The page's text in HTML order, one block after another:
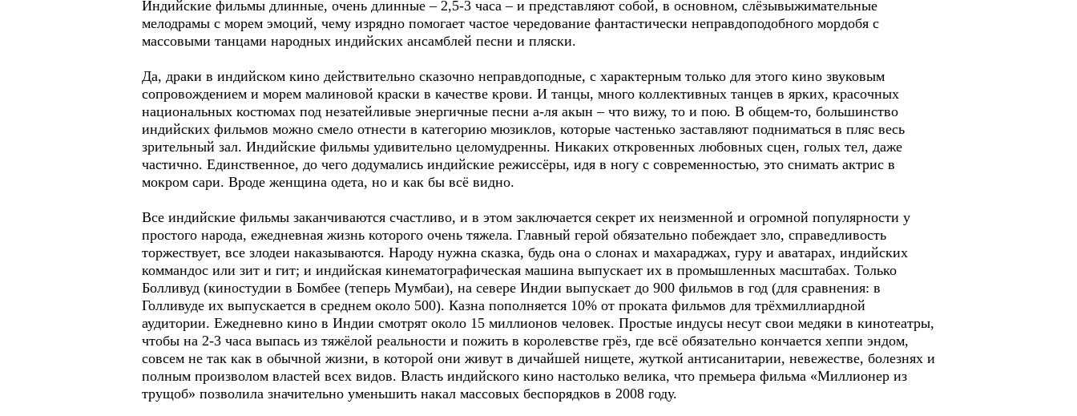
Индийские фильмы длинные, очень длинные – 2,5-3 часа – и представляют собой, в основном, слёзывыжимательные
мелодрамы с морем эмоций, чему изрядно помогает частое чередование фантастически неправдоподобного мордобя с
массовыми танцами народных индийских ансамблей песни и пляски.
Да, драки в индийском кино действительно сказочно неправдоподные, с характерным только для этого кино звуковым
сопровождением и морем малиновой краски в качестве крови. И танцы, много коллективных танцев в ярких, красочных
национальных костюмах под незатейливые энергичные песни а-ля акын – что вижу, то и пою. В общем-то, большинство
индийских фильмов можно смело отнести в категорию мюзиклов, которые частенько заставляют подниматься в пляс весь
зрительный зал. Индийские фильмы удивительно целомудренны. Никаких откровенных любовных сцен, голых тел, даже
частично. Единственное, до чего додумались индийские режиссёры, идя в ногу с современностью, это снимать актрис в
мокром сари. Вроде женщина одета, но и как бы всё видно.
Все индийские фильмы заканчиваются счастливо, и в этом заключается секрет их неизменной и огромной популярности у
простого народа, ежедневная жизнь которого очень тяжела. Главный герой обязательно побеждает зло, справедливость
торжествует, все злодеи наказываются. Народу нужна сказка, будь она о слонах и махараджах, гуру и аватарах, индийских
коммандос или зит и гит; и индийская кинематографическая машина выпускает их в промышленных масштабах. Только
Болливуд (киностудии в Бомбее (теперь Мумбаи), на севере Индии выпускает до 900 фильмов в год (для сравнения: в
Голливуде их выпускается в среднем около 500). Казна пополняется 10% от проката фильмов для трёхмиллиардной
аудитории. Ежедневно кино в Индии смотрят около 15 миллионов человек. Простые индусы несут свои медяки в кинотеатры,
чтобы на 2-3 часа выпась из тяжёлой реальности и пожить в королевстве грёз, где всё обязательно кончается хеппи эндом,
совсем не так как в обычной жизни, в которой они живут в дичайшей нищете, жуткой антисанитарии, невежестве, болезнях и
полным произволом властей всех видов. Власть индийского кино настолько велика, что премьера фильма «Миллионер из
трущоб» позволила значительно уменьшить накал массовых беспорядков в 2008 году.